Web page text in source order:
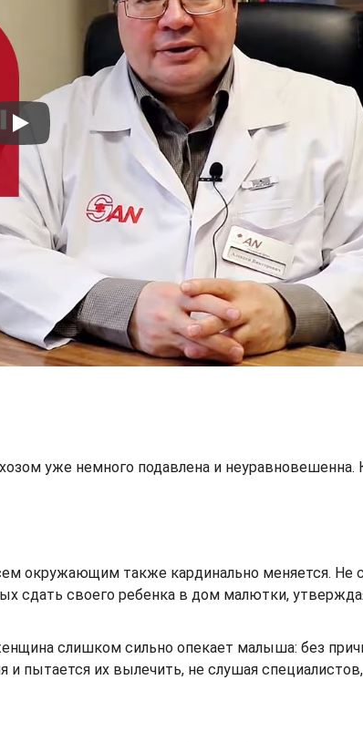
уже немного подавлена и неуравновешенна.
окружающим также кардинально меняется. Не
сдать своего ребенка в дом малютки,
слишком сильно опекает малыша: без
пытается их вылечить, не слушая специалистов,